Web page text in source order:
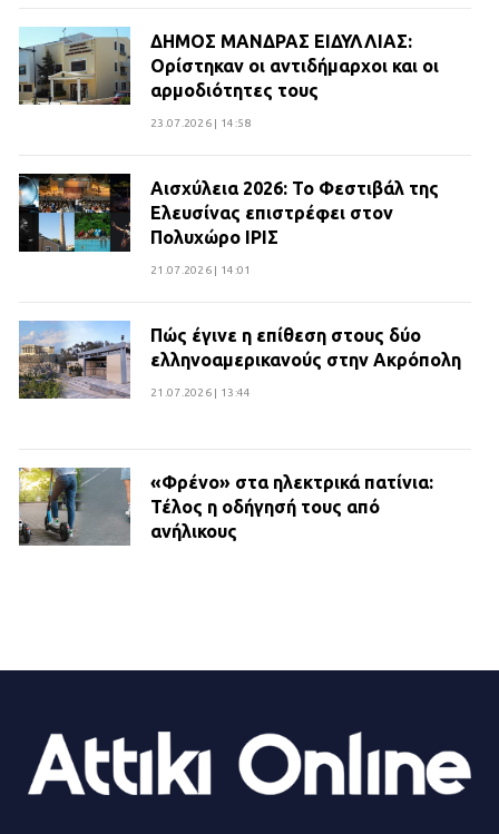
ΔΗΜΟΣ ΜΑΝΔΡΑΣ ΕΙΔΥΛΛΙΑΣ:
Ορίστηκαν οι αντιδήμαρχοι και οι
αρμοδιότητες τους
23.07.2026 | 14:58
Αισχύλεια 2026: Το Φεστιβάλ της
Ελευσίνας επιστρέφει στον
Πολυχώρο ΙΡΙΣ
21.07.2026 | 14:01
Πώς έγινε η επίθεση στους δύο
ελληνοαμερικανούς στην Ακρόπολη
21.07.2026 | 13:44
«Φρένο» στα ηλεκτρικά πατίνια:
Τέλος η οδήγησή τους από
ανήλικους
Βριλήσσια: Αυτοκίνητο έσπασε
τζαμαρία και μπήκε μέσα σε μαγαζί